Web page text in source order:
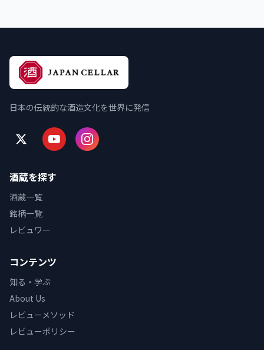
日本の伝統的な酒造文化を世界に発信
酒蔵を探す
酒蔵一覧
銘柄一覧
レビュワー
コンテンツ
知る・学ぶ
About Us
レビューメソッド
レビューポリシー